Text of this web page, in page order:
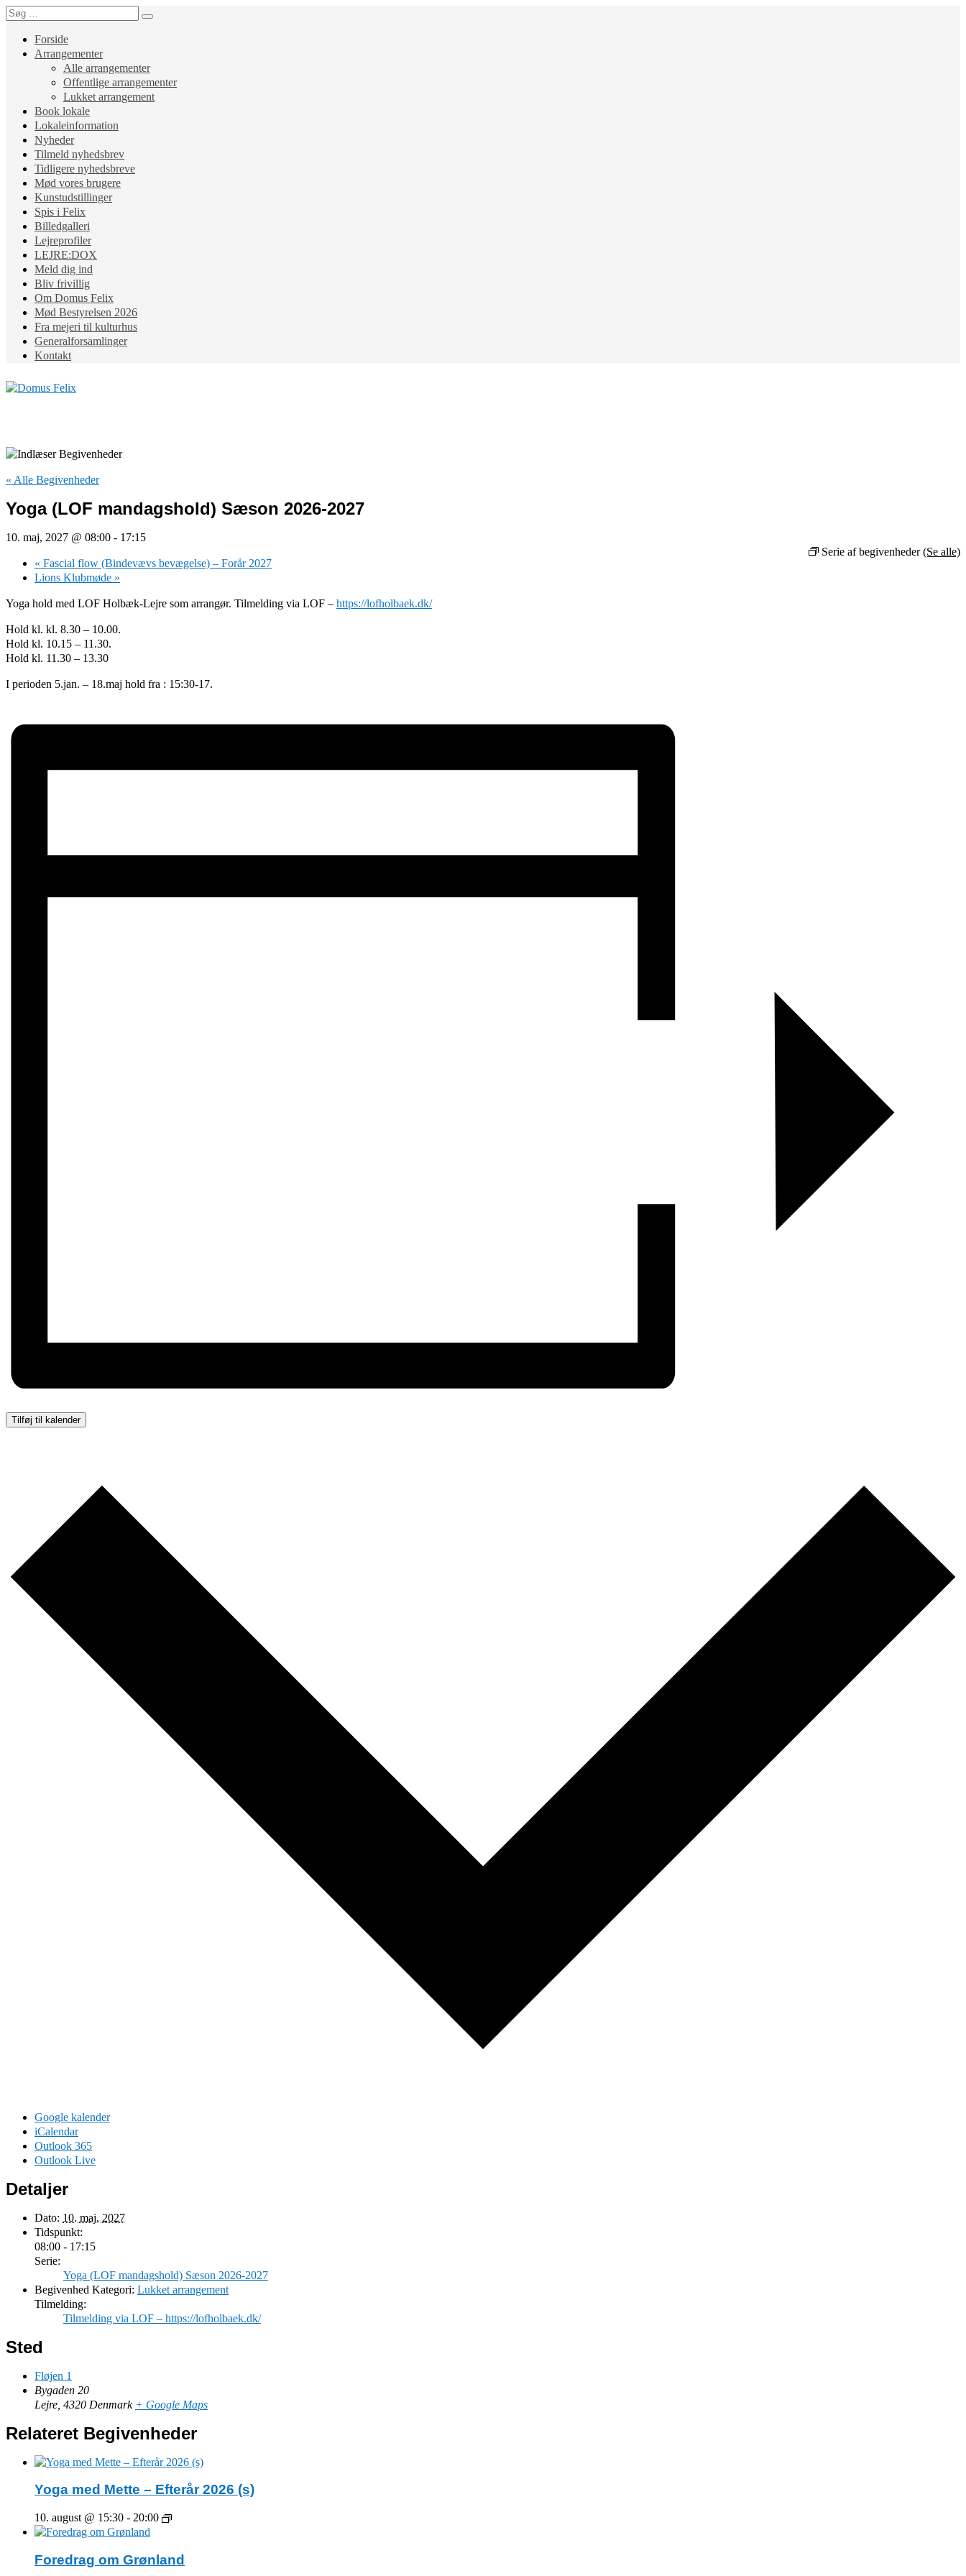
Forside
Arrangementer
Alle arrangementer
Offentlige arrangementer
Lukket arrangement
Book lokale
Lokaleinformation
Nyheder
Tilmeld nyhedsbrev
Tidligere nyhedsbreve
Mød vores brugere
Kunstudstillinger
Spis i Felix
Billedgalleri
Lejreprofiler
LEJRE:DOX
Meld dig ind
Bliv frivillig
Om Domus Felix
Mød Bestyrelsen 2026
Fra mejeri til kulturhus
Generalforsamlinger
Kontakt
« Alle Begivenheder
Yoga (LOF mandagshold) Sæson 2026-2027
10. maj, 2027 @ 08:00 - 17:15
Serie af begivenheder(Se alle)
« Fascial flow (Bindevævs bevægelse) – Forår 2027
Lions Klubmøde »
Yoga hold med LOF Holbæk-Lejre som arrangør. Tilmelding via LOF – https://lofholbaek.dk/
Hold kl. kl. 8.30 – 10.00.
Hold kl. 10.15 – 11.30.
Hold kl. 11.30 – 13.30
I perioden 5.jan. – 18.maj hold fra : 15:30-17.
Tilføj til kalender
Google kalender
iCalendar
Outlook 365
Outlook Live
Detaljer
Dato: 10. maj, 2027
Tidspunkt:
08:00 - 17:15
Serie:
Yoga (LOF mandagshold) Sæson 2026-2027
Begivenhed Kategori: Lukket arrangement
Tilmelding:
Tilmelding via LOF – https://lofholbaek.dk/
Sted
Fløjen 1
Bygaden 20
Lejre 4320 Denmark + Google Maps
Relateret Begivenheder
Yoga med Mette – Efterår 2026 (s)
10. august @ 15:30 - 20:00
Foredrag om Grønland